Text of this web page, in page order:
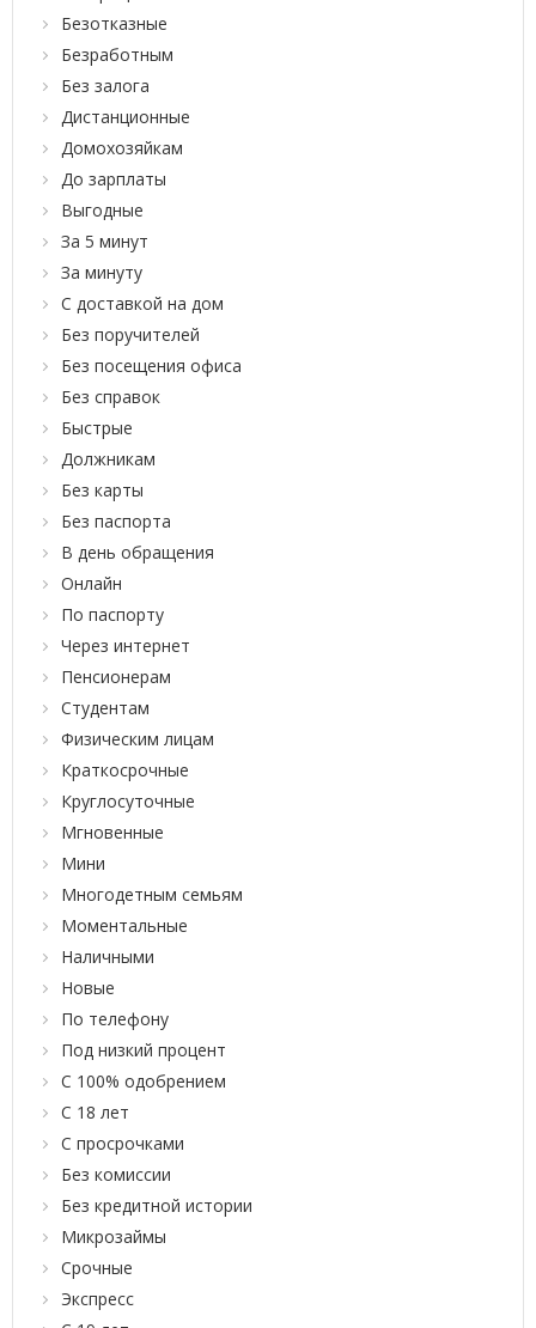
Безотказные
Безработным
Без залога
Дистанционные
Домохозяйкам
До зарплаты
Выгодные
За 5 минут
За минуту
С доставкой на дом
Без поручителей
Без посещения офиса
Без справок
Быстрые
Должникам
Без карты
Без паспорта
В день обращения
Онлайн
По паспорту
Через интернет
Пенсионерам
Студентам
Физическим лицам
Краткосрочные
Круглосуточные
Мгновенные
Мини
Многодетным семьям
Моментальные
Наличными
Новые
По телефону
Под низкий процент
С 100% одобрением
С 18 лет
С просрочками
Без комиссии
Без кредитной истории
Микрозаймы
Срочные
Экспресс